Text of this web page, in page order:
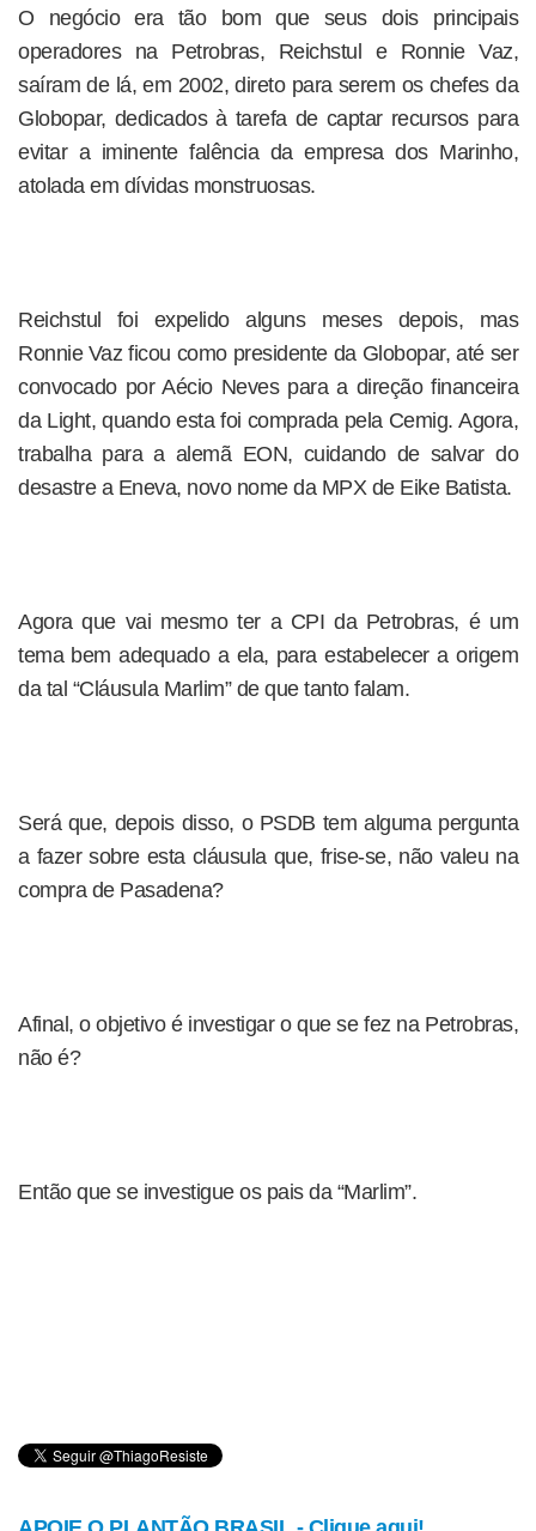
O negócio era tão bom que seus dois principais
operadores na Petrobras, Reichstul e Ronnie Vaz,
saíram de lá, em 2002, direto para serem os chefes da
Globopar, dedicados à tarefa de captar recursos para
evitar a iminente falência da empresa dos Marinho,
atolada em dívidas monstruosas.
Reichstul foi expelido alguns meses depois, mas
Ronnie Vaz ficou como presidente da Globopar, até ser
convocado por Aécio Neves para a direção financeira
da Light, quando esta foi comprada pela Cemig. Agora,
trabalha para a alemã EON, cuidando de salvar do
desastre a Eneva, novo nome da MPX de Eike Batista.
Agora que vai mesmo ter a CPI da Petrobras, é um
tema bem adequado a ela, para estabelecer a origem
da tal “Cláusula Marlim” de que tanto falam.
Será que, depois disso, o PSDB tem alguma pergunta
a fazer sobre esta cláusula que, frise-se, não valeu na
compra de Pasadena?
Afinal, o objetivo é investigar o que se fez na Petrobras,
não é?
Então que se investigue os pais da “Marlim”.